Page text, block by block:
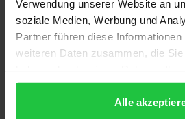
Verwendung unserer Website an
soziale Medien, Werbung und
Partner führen diese
weiteren Daten zusammen, die
gesammelt haben.
Alle
nicht automatisch eine
Zusammenarbeit bedeuten,
auf mehreren Ebenen
haben sich zusammengetan,
vielschichtigen